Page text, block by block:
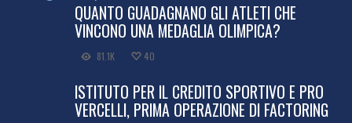
QUANTO GUADAGNANO GLI ATLETI CHE
VINCONO UNA MEDAGLIA OLIMPICA?
81.1K 40
ISTITUTO PER IL CREDITO SPORTIVO E PRO
VERCELLI, PRIMA OPERAZIONE DI FACTORING